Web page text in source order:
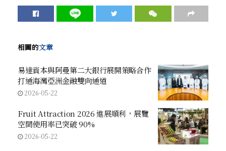
相關的文章
易達資本與阿曼第二大銀行展開策略合作
打通海灣亞洲金融雙向通道
2026-05-22
Fruit Attraction 2026 進展順利，展覽
空間使用率已突破 90%
2026-05-22